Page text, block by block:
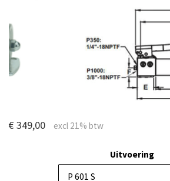
€ 349,00
Uitvoering
P 601 S